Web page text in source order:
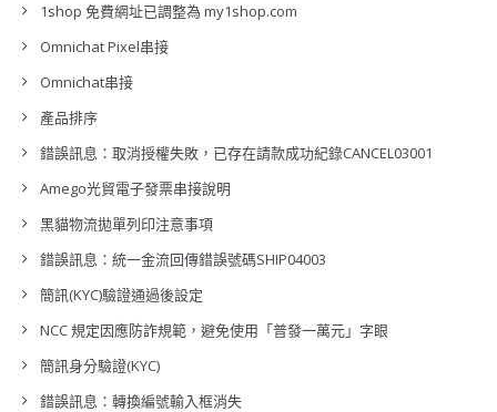
1shop 免費網址已調整為 my1shop.com
Omnichat Pixel串接
Omnichat串接
產品排序
錯誤訊息：取消授權失敗，已存在請款成功紀錄CANCEL03001
Amego光貿電子發票串接說明
黑貓物流拋單列印注意事項
錯誤訊息：統一金流回傳錯誤號碼SHIP04003
簡訊(KYC)驗證通過後設定
NCC 規定因應防詐規範，避免使用「普發一萬元」字眼
簡訊身分驗證(KYC)
錯誤訊息：轉換編號輸入框消失